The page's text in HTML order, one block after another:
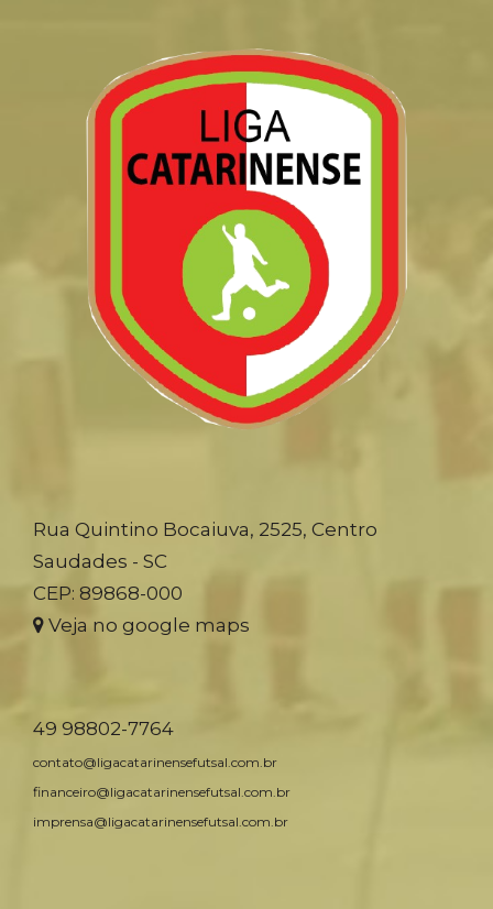
Rua Quintino Bocaiuva, 2525, Centro
Saudades - SC
CEP: 89868-000
Veja no google maps
49 98802-7764
contato@ligacatarinensefutsal.com.br
financeiro@ligacatarinensefutsal.com.br
imprensa@ligacatarinensefutsal.com.br